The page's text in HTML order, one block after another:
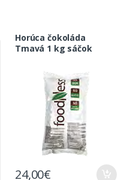
Horúca čokoláda
Tmavá 1 kg sáčok
24,00€